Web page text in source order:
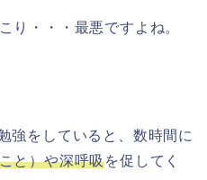
り・・・最悪ですよね。
強をしていると、数時間に
と）や深呼吸を促してく